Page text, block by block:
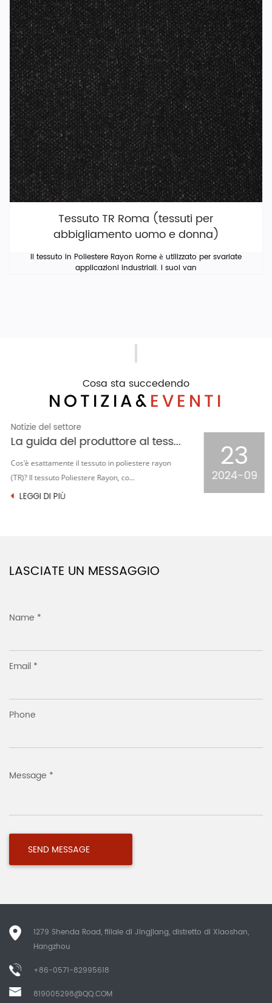
Tessuto TR Roma (tessuti per
abbigliamento uomo e donna)
Il tessuto in Poliestere Rayon Rome è utilizzato per svariate
applicazioni industriali. I suoi van
Cosa sta succedendo
NOTIZIA&EVENTI
23
2024-09
Nel vasto cielo stellato dell'industria tessile, il
tessuto jacquard pied de poule lavorato ...
LASCIATE UN MESSAGGIO
Name *
Email *
Phone
Message *
1279 Shenda Road, filiale di Jingjiang, distretto di Xiaoshan,
Hangzhou
+86-0571-82995618
819005298@QQ.COM